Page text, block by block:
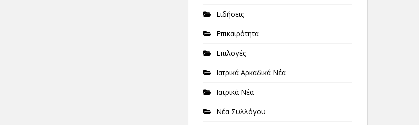
Ειδήσεις
Επικαιρότητα
Επιλογές
Ιατρικά Αρκαδικά Νέα
Ιατρικά Νέα
Νέα Συλλόγου